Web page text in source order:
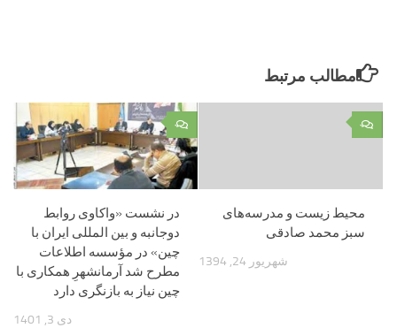
مطالب مرتبط
۰
در نشست «واکاوی روابط
دوجانبه و بین المللی ایران با
چین» در مؤسسه اطلاعات
مطرح شد آرمانشهرِ همکاری با
چین نیاز به بازنگری دارد
دی 3, 1401
۰
محیط ز‌یست و مدرسه‌های
سبز محمد صادقی
شهریور 24, 1394